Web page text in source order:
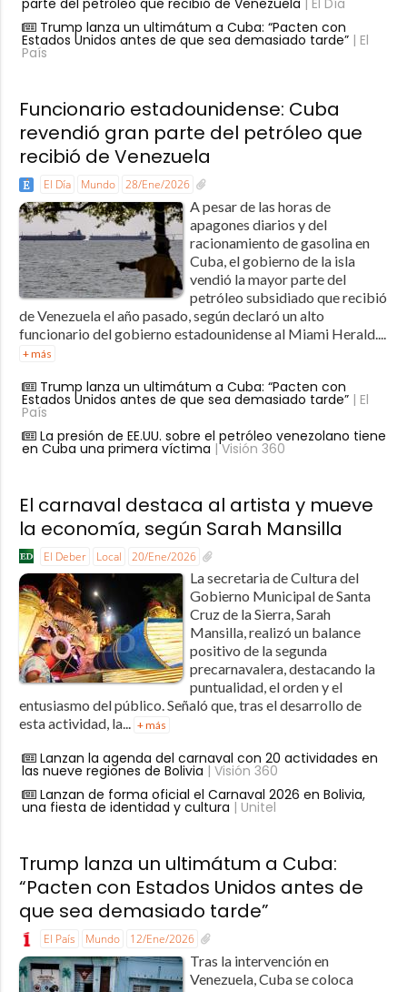
Trump lanza un ultimátum a Cuba: “Pacten con
Estados Unidos antes de que sea demasiado tarde”| El
País
Funcionario estadounidense: Cuba
revendió gran parte del petróleo que
recibió de Venezuela
El Día Mundo 28/Ene/2026
A pesar de las horas de
apagones diarios y del
racionamiento de gasolina en
Cuba, el gobierno de la isla
vendió la mayor parte del
petróleo subsidiado que recibió
de Venezuela el año pasado, según declaró un alto
funcionario del gobierno estadounidense al Miami Herald....
+ más
Trump lanza un ultimátum a Cuba: “Pacten con
Estados Unidos antes de que sea demasiado tarde”| El
País
La presión de EE.UU. sobre el petróleo venezolano tiene
en Cuba una primera víctima | Visión 360
El carnaval destaca al artista y mueve
la economía, según Sarah Mansilla
El Deber Local 20/Ene/2026
La secretaria de Cultura del
Gobierno Municipal de Santa
Cruz de la Sierra, Sarah
Mansilla, realizó un balance
positivo de la segunda
precarnavalera, destacando la
puntualidad, el orden y el
entusiasmo del público. Señaló que, tras el desarrollo de
esta actividad, la... + más
Lanzan la agenda del carnaval con 20 actividades en
las nueve regiones de Bolivia | Visión 360
Lanzan de forma oficial el Carnaval 2026 en Bolivia,
una fiesta de identidad y cultura | Unitel
Trump lanza un ultimátum a Cuba:
“Pacten con Estados Unidos antes de
que sea demasiado tarde”
El País Mundo 12/Ene/2026
Tras la intervención en
Venezuela, Cuba se coloca